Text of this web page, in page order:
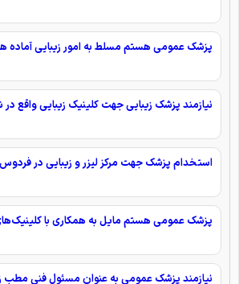
پزشک عمومی هستم مسلط به امور زیبایی آماده
نیازمند پزشک زیبایی جهت کلینیک زیبایی واقع
استخدام پزشک جهت مرکز لیزر و زیبایی در
پزشک عمومی هستم مایل به همکاری با
نیازمند پزشک عمومی به عنوان مسئول فنی مطب